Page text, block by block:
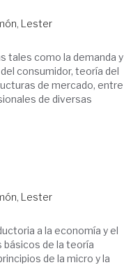
Lester
tales como la demanda y
consumidor, teoría del
de mercado, entre
de diversas
Lester
a la economía y el
básicos de la teoría
de la micro y la